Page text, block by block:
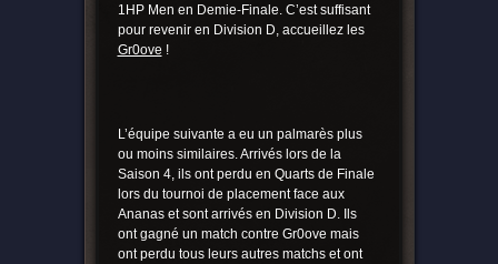
1HP Men en Demie-Finale. C’est suffisant
pour revenir en Division D, accueillez les
Gr0ove !
L’équipe suivante a eu un palmarès plus
ou moins similaires. Arrivés lors de la
Saison 4, ils ont perdu en Quarts de Finale
lors du tournoi de placement face aux
Ananas et sont arrivés en Division D. Ils
ont gagné un match contre Gr0ove mais
ont perdu tous leurs autres matchs et ont